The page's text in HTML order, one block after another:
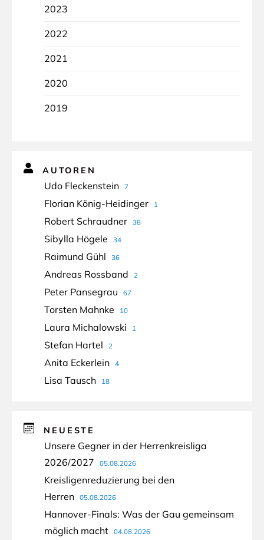
2023
2022
2021
2020
2019
AUTOREN
Udo Fleckenstein 7
Florian König-Heidinger 1
Robert Schraudner 38
Sibylla Högele 34
Raimund Gühl 36
Andreas Rossband 2
Peter Pansegrau 67
Torsten Mahnke 10
Laura Michalowski 1
Stefan Hartel 2
Anita Eckerlein 4
Lisa Tausch 18
NEUESTE
Unsere Gegner in der Herrenkreisliga
2026/2027
05.08.2026
Kreisligenreduzierung bei den
Herren
05.08.2026
Hannover-Finals: Was der Gau gemeinsam
möglich macht
04.08.2026